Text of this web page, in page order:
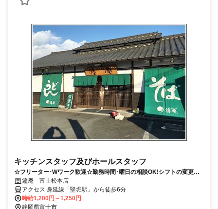
キッチンスタッフ及びホールスタッフ
☆フリーター･Wワーク歓迎☆勤務時間･曜日の相談OK!シフトの変更も
柔軟対応◎うれしい昇給＆食事補助あり♪
鐘庵 富士松本店
アクセス 身延線「堅堀駅」から徒歩6分
時給1,200円～1,250円
静岡県富士市